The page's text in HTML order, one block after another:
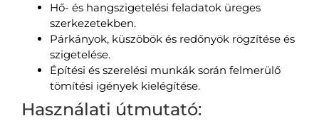
Hő- és hangszigetelési feladatok üreges
szerkezetekben.
Párkányok, küszöbök és redőnyök rögzítése és
szigetelése.
Építési és szerelési munkák során felmerülő
tömítési igények kielégítése.
Használati útmutató: